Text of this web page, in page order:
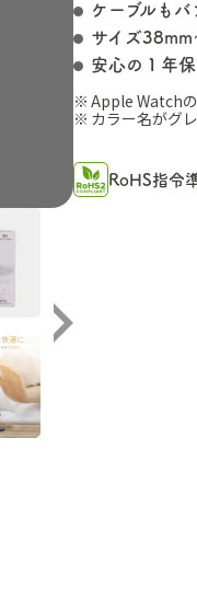
ケーブルも
サイズ
安心の１年
Apple Watch
カラー名がグ
RoHS指令